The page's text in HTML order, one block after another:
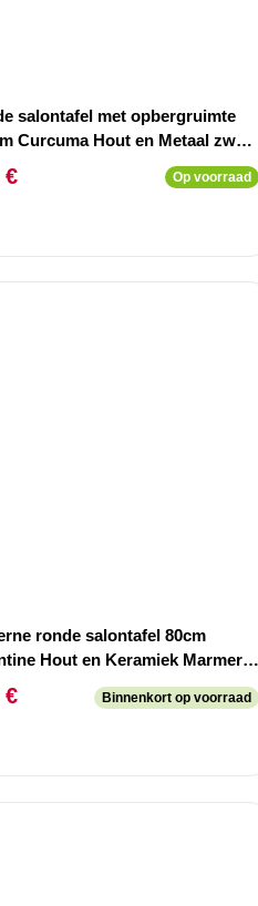
salontafel met opbergruimte
Curcuma Hout en Metaal zwart
€ Op voorraad
ronde salontafel 80cm
Hout en Keramiek Marmer
Wit
€ Binnenkort op voorraad